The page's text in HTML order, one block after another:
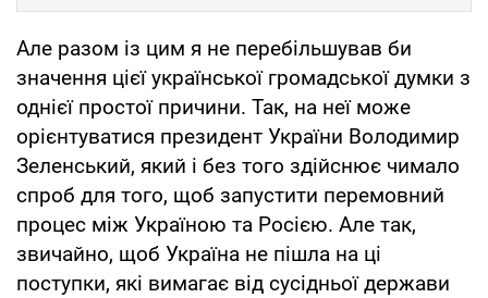
Але разом із цим я не перебільшував би
значення цієї української громадської думки з
однієї простої причини. Так, на неї може
орієнтуватися президент України Володимир
Зеленський, який і без того здійснює чимало
спроб для того, щоб запустити перемовний
процес між Україною та Росією. Але так,
звичайно, щоб Україна не пішла на ці
поступки, які вимагає від сусідньої держави